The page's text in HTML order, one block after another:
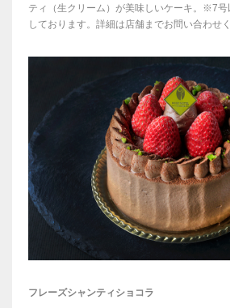
ティ（生クリーム）が美味しいケーキ。※7
しております。詳細は店舗までお問い合わせ
フレーズシャンティショコラ